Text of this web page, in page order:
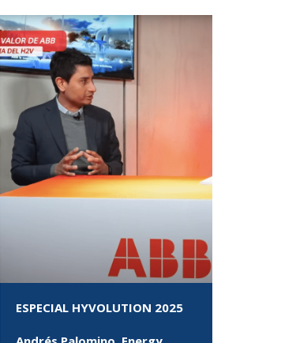
ESPECIAL HYVOLUTION 2025